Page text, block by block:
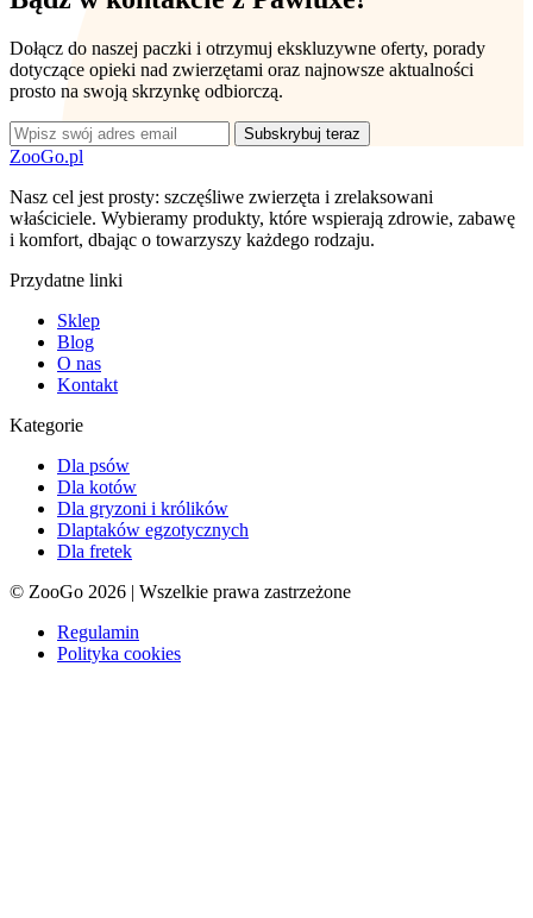
Dołącz do naszej paczki i otrzymuj ekskluzywne oferty, porady
dotyczące opieki nad zwierzętami oraz najnowsze aktualności
prosto na swoją skrzynkę odbiorczą.
Subskrybuj teraz
ZooGo.pl
Nasz cel jest prosty: szczęśliwe zwierzęta i zrelaksowani
właściciele. Wybieramy produkty, które wspierają zdrowie, zabawę
i komfort, dbając o towarzyszy każdego rodzaju.
Przydatne linki
Sklep
Blog
O nas
Kontakt
Kategorie
Dla psów
Dla kotów
Dla gryzoni i królików
Dlaptaków egzotycznych
Dla fretek
© ZooGo 2026 | Wszelkie prawa zastrzeżone
Regulamin
Polityka cookies